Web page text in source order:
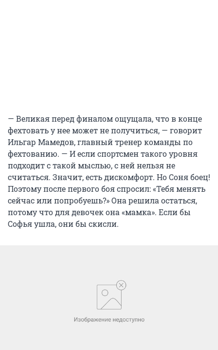
— Великая перед финалом ощущала, что в конце
фехтовать у нее может не получиться, — говорит
Ильгар Мамедов, главный тренер команды по
фехтованию. — И если спортсмен такого уровня
подходит с такой мыслью, с ней нельзя не
считаться. Значит, есть дискомфорт. Но Соня боец!
Поэтому после первого боя спросил: «Тебя менять
сейчас или попробуешь?» Она решила остаться,
потому что для девочек она «мамка». Если бы
Софья ушла, они бы скисли.